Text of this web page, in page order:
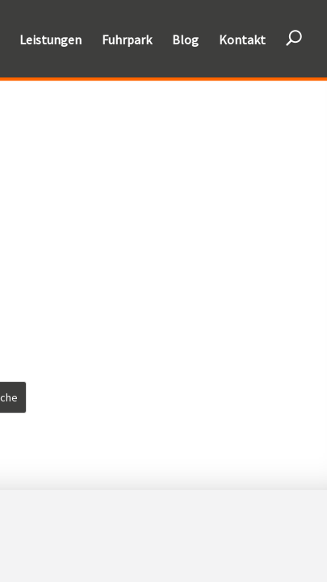
Leistungen Fuhrpark Blog Kontakt U